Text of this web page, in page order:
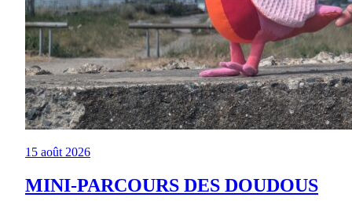
15 août 2026
MINI-PARCOURS DES DOUDOUS